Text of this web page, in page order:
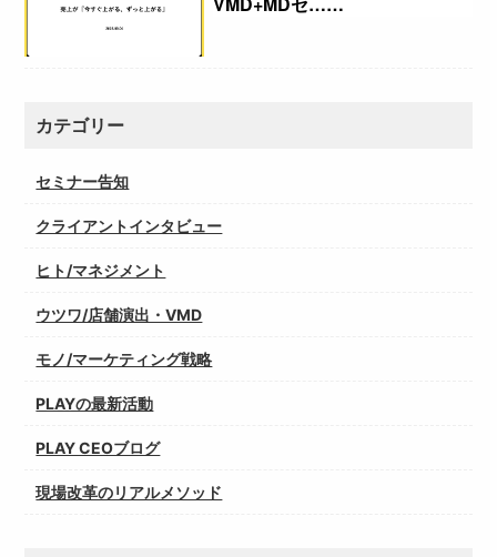
カテゴリー
セミナー告知
クライアントインタビュー
ヒト/マネジメント
ウツワ/店舗演出・VMD
モノ/マーケティング戦略
PLAYの最新活動
PLAY CEOブログ
現場改革のリアルメソッド